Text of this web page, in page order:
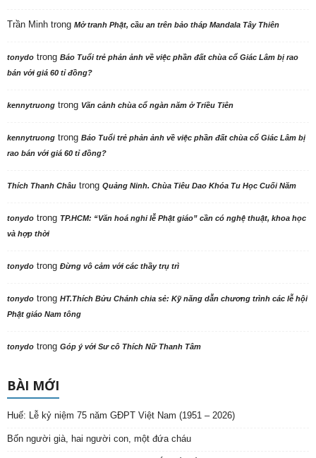
Trần Minh trong Mở tranh Phật, cầu an trên bảo tháp Mandala Tây Thiên
tonydo trong Báo Tuổi trẻ phản ảnh về việc phần đất chùa cổ Giác Lâm bị rao
bán với giá 60 tỉ đồng?
kennytruong trong Vãn cảnh chùa cổ ngàn năm ở Triều Tiên
kennytruong trong Báo Tuổi trẻ phản ảnh về việc phần đất chùa cổ Giác Lâm bị
rao bán với giá 60 tỉ đồng?
Thích Thanh Châu trong Quảng Ninh. Chùa Tiêu Dao Khóa Tu Học Cuối Năm
tonydo trong TP.HCM: “Văn hoá nghi lễ Phật giáo” cần có nghệ thuật, khoa học
và hợp thời
tonydo trong Đừng vô cảm với các thầy trụ trì
tonydo trong HT.Thích Bửu Chánh chia sẻ: Kỹ năng dẫn chương trình các lễ hội
Phật giáo Nam tông
tonydo trong Góp ý với Sư cô Thích Nữ Thanh Tâm
BÀI MỚI
Huế: Lễ kỷ niệm 75 năm GĐPT Việt Nam (1951 – 2026)
Bốn người già, hai người con, một đứa cháu